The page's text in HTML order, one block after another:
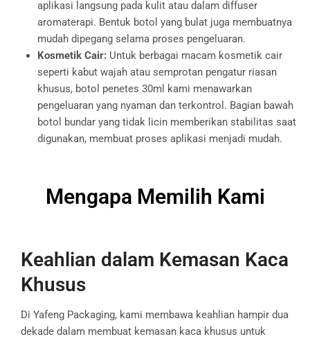
aplikasi langsung pada kulit atau dalam diffuser
aromaterapi. Bentuk botol yang bulat juga membuatnya
mudah dipegang selama proses pengeluaran.
Kosmetik Cair:Untuk berbagai macam kosmetik cair
seperti kabut wajah atau semprotan pengatur riasan
khusus, botol penetes 30ml kami menawarkan
pengeluaran yang nyaman dan terkontrol. Bagian bawah
botol bundar yang tidak licin memberikan stabilitas saat
digunakan, membuat proses aplikasi menjadi mudah.
Mengapa Memilih Kami
Keahlian dalam Kemasan Kaca
Khusus
Di Yafeng Packaging, kami membawa keahlian hampir dua
dekade dalam membuat kemasan kaca khusus untuk